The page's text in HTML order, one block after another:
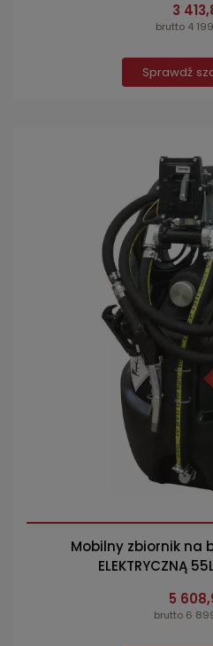
3
brutto 4
Sprawdź
Mobilny zbiornik na
ELEKTRYCZNĄ
5
brutto 6